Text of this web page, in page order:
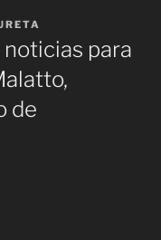
para
de